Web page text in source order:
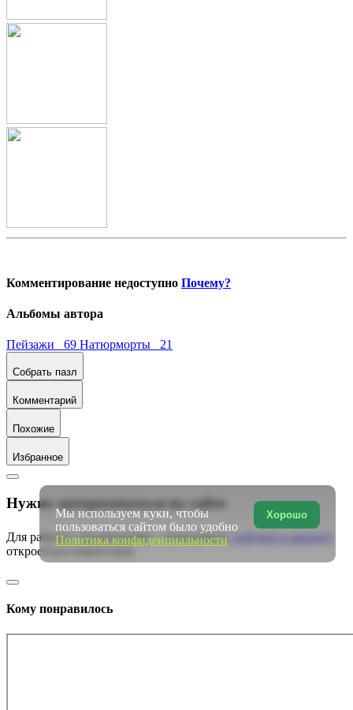
Комментирование недоступно Почему?
Альбомы автора
Пейзажи 69 Натюрморты 21
Собрать пазл
Комментарий
Похожие
Избранное
Нужно авторизоваться на сайте
Для работы с коллекциями – пожалуйста,
войдите в аккаунт
откроется в новом окне
Кому понравилось
Хорошо
Мы используем куки, чтобы
пользоваться сайтом было удобно
Политика конфиденциальности